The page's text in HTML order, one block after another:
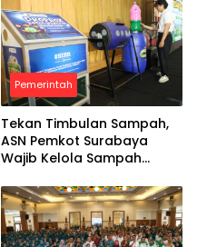
Pemerintah
Tekan Timbulan Sampah,
ASN Pemkot Surabaya
Wajib Kelola Sampah